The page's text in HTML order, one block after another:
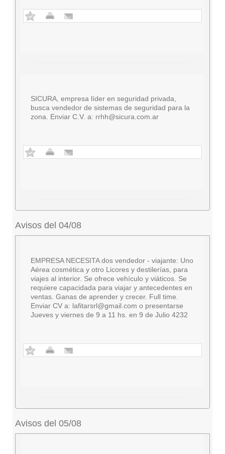
SICURA, empresa líder en seguridad privada,
busca vendedor de sistemas de seguridad para la
zona. Enviar C.V. a: rrhh@sicura.com.ar
Avisos del 04/08
EMPRESA NECESITA dos vendedor - viajante: Uno
Aérea cosmética y otro Licores y destilerías, para
viajes al interior. Se ofrece vehículo y viáticos. Se
requiere capacidada para viajar y antecedentes en
ventas. Ganas de aprender y crecer. Full time.
Enviar CV a: lafitarsrl@gmail.com o presentarse
Jueves y viernes de 9 a 11 hs. en 9 de Julio 4232
Avisos del 05/08